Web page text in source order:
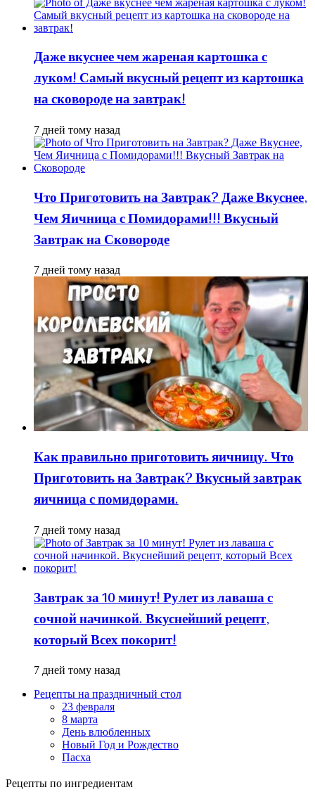
Даже вкуснее чем жареная картошка с
луком! Самый вкусный рецепт из картошка
на сковороде на завтрак!
7 дней тому назад
Что Приготовить на Завтрак? Даже Вкуснее,
Чем Яичница с Помидорами!!! Вкусный
Завтрак на Сковороде
7 дней тому назад
Как правильно приготовить яичницу. Что
Приготовить на Завтрак? Вкусный завтрак
яичница с помидорами.
7 дней тому назад
Завтрак за 10 минут! Рулет из лаваша с
сочной начинкой. Вкуснейший рецепт,
который Всех покорит!
7 дней тому назад
Рецепты на праздничный стол
23 февраля
8 марта
День влюбленных
Новый Год и Рождество
Пасха
Рецепты по ингредиентам